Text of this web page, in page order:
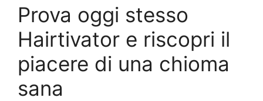
Prova oggi stesso
Hairtivator e riscopri il
piacere di una chioma
sana